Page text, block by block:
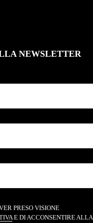
NEWSLETTER
PRESO VISIONE
E DI ACCONSENTIRE ALLA